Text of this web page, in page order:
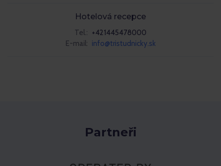
Hotelová recepce
Tel.: +421445478000
E-mail: info@tristudnicky.sk
Partneři